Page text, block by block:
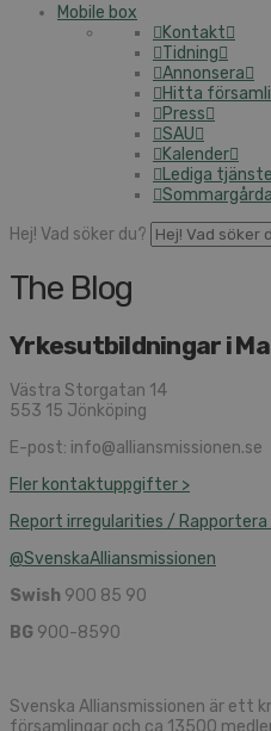
Mobile box
Kontakt
Tidning
Annonsera
Hitta
Press
SAU
Kalender
Lediga
Hej! Vad söker du?
The Blog
Yrkesutbildningar i
Västra Storgatan 14
553 15 Jönköping
E-post: info@alliansmissionen.se
Fler kontaktuppgifter >
Report irregularities /
@SvenskaAlliansmissionen
Swish 900 85 90
BG 900-8590
Svenska Alliansmissionen är ett